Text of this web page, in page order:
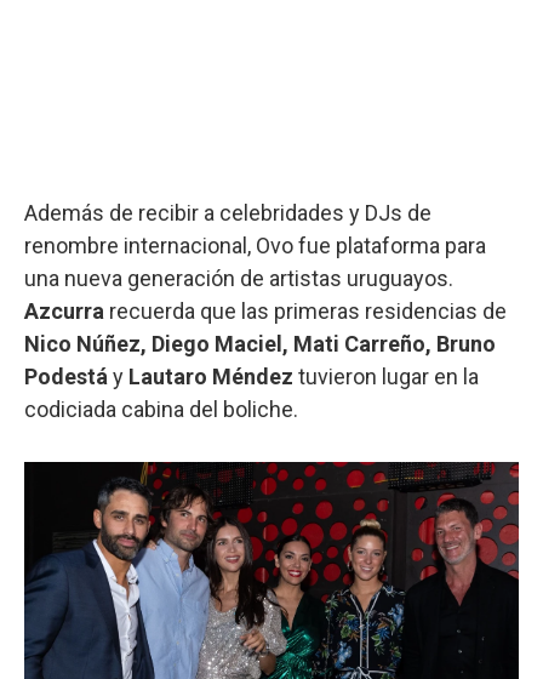
Además de recibir a celebridades y DJs de
renombre internacional, Ovo fue plataforma para
una nueva generación de artistas uruguayos.
Azcurra recuerda que las primeras residencias de
Nico Núñez, Diego Maciel, Mati Carreño, Bruno
Podestá y Lautaro Méndez tuvieron lugar en la
codiciada cabina del boliche.